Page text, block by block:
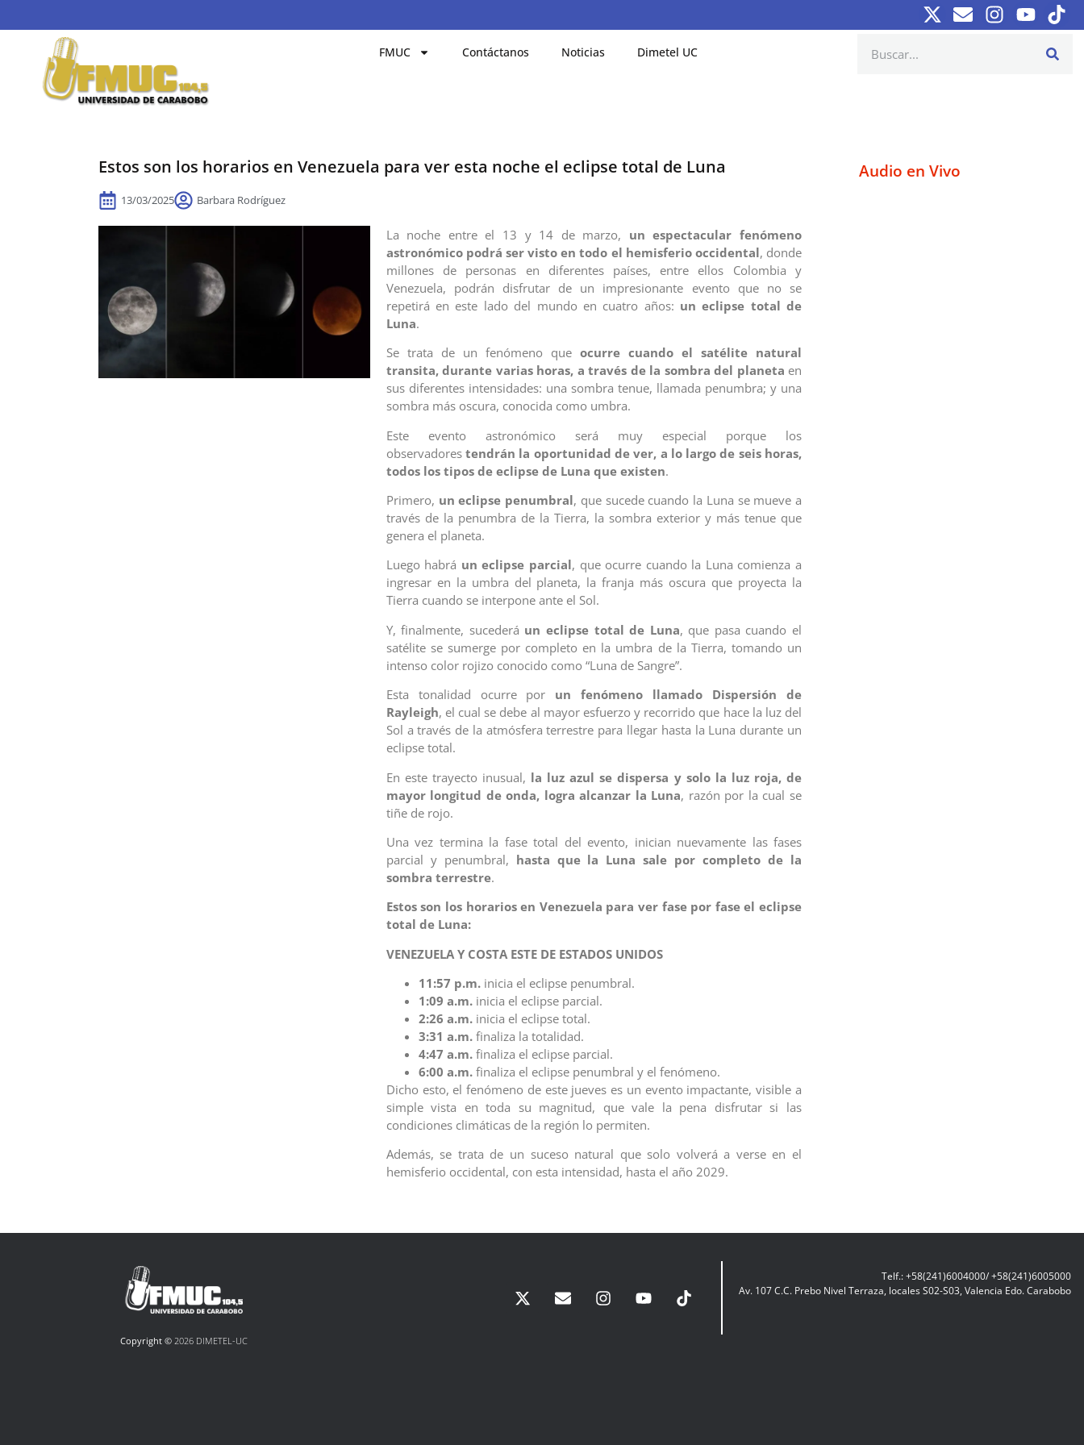
FMUC Contáctanos Noticias Dimetel UC
Estos son los horarios en Venezuela para ver esta noche el eclipse total de Luna
13/03/2025 Barbara Rodríguez
La noche entre el 13 y 14 de marzo, un espectacular fenómeno
astronómico podrá ser visto en todo el hemisferio occidental, donde
millones de personas en diferentes países, entre ellos Colombia y
Venezuela, podrán disfrutar de un impresionante evento que no se
repetirá en este lado del mundo en cuatro años: un eclipse total de
Luna.
Se trata de un fenómeno que ocurre cuando el satélite natural
transita, durante varias horas, a través de la sombra del planeta en
sus diferentes intensidades: una sombra tenue, llamada penumbra; y una
sombra más oscura, conocida como umbra.
Este evento astronómico será muy especial porque los
observadorestendrán la oportunidad de ver, a lo largo de seis horas,
todos los tipos de eclipse de Luna que existen.
Primero, un eclipse penumbral, que sucede cuando la Luna se mueve a
través de la penumbra de la Tierra, la sombra exterior y más tenue que
genera el planeta.
Luego habrá un eclipse parcial, que ocurre cuando la Luna comienza a
ingresar en la umbra del planeta, la franja más oscura que proyecta la
Tierra cuando se interpone ante el Sol.
Y, finalmente, sucederá un eclipse total de Luna, que pasa cuando el
satélite se sumerge por completo en la umbra de la Tierra, tomando un
intenso color rojizo conocido como “Luna de Sangre”.
Esta tonalidad ocurre por un fenómeno llamado Dispersión de
Rayleigh, el cual se debe al mayor esfuerzo y recorrido que hace la luz del
Sol a través de la atmósfera terrestre para llegar hasta la Luna durante un
eclipse total.
En este trayecto inusual, la luz azul se dispersa y solo la luz roja, de
mayor longitud de onda, logra alcanzar la Luna, razón por la cual se
tiñe de rojo.
Una vez termina la fase total del evento, inician nuevamente las fases
parcial y penumbral, hasta que la Luna sale por completo de la
sombra terrestre.
Estos son los horarios en Venezuela para ver fase por fase el eclipse
total de Luna:
VENEZUELA Y COSTA ESTE DE ESTADOS UNIDOS
11:57 p.m.inicia el eclipse penumbral.
1:09 a.m.inicia el eclipse parcial.
2:26 a.m.inicia el eclipse total.
3:31 a.m.finaliza la totalidad.
4:47 a.m.finaliza el eclipse parcial.
6:00 a.m.finaliza el eclipse penumbral y el fenómeno.
Dicho esto, el fenómeno de este jueves es un evento impactante, visible a
simple vista en toda su magnitud, que vale la pena disfrutar si las
condiciones climáticas de la región lo permiten.
Además, se trata de un suceso natural que solo volverá a verse en el
hemisferio occidental, con esta intensidad, hasta el año 2029.
Audio en Vivo
Copyright ©2026 DIMETEL-UC
Telf.: +58(241)6004000/ +58(241)6005000
Av. 107 C.C. Prebo Nivel Terraza, locales S02-S03, Valencia Edo. Carabobo